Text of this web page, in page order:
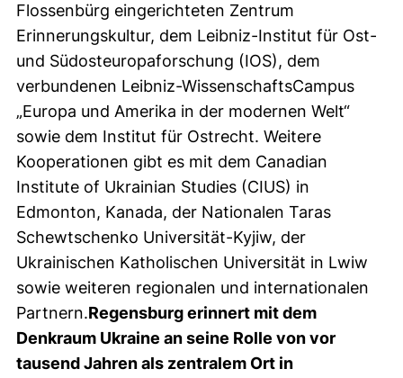
Flossenbürg eingerichteten Zentrum
Erinnerungskultur, dem Leibniz-Institut für Ost-
und Südosteuropaforschung (IOS), dem
verbundenen Leibniz-WissenschaftsCampus
„Europa und Amerika in der modernen Welt“
sowie dem Institut für Ostrecht. Weitere
Kooperationen gibt es mit dem Canadian
Institute of Ukrainian Studies (CIUS) in
Edmonton, Kanada, der Nationalen Taras
Schewtschenko Universität-Kyjiw, der
Ukrainischen Katholischen Universität in Lwiw
sowie weiteren regionalen und internationalen
Partnern.Regensburg erinnert mit dem
Denkraum Ukraine an seine Rolle von vor
tausend Jahren als zentralem Ort in